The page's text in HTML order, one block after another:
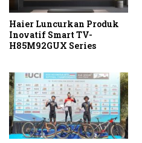
Haier Luncurkan Produk
Inovatif Smart TV-
H85M92GUX Series